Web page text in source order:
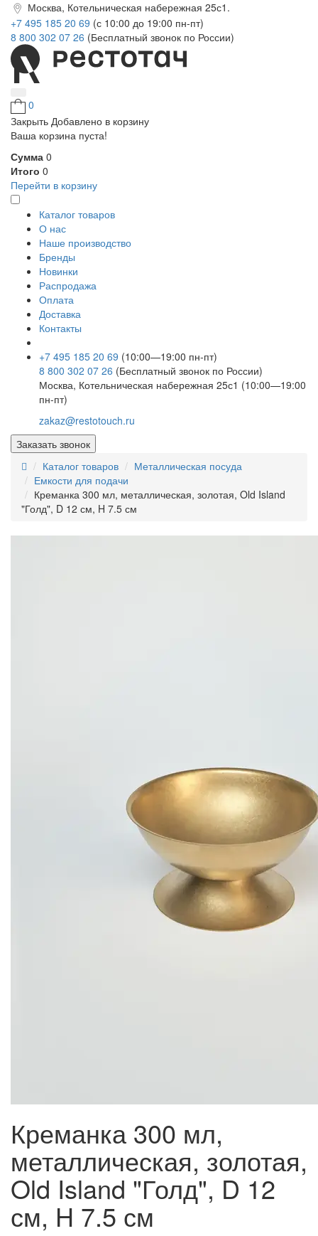
Москва, Котельническая набережная 25с1.
+7 495 185 20 69 (с 10:00 до 19:00 пн-пт)
8 800 302 07 26 (Бесплатный звонок по России)
0
Закрыть Добавлено в корзину
Ваша корзина пуста!
Сумма 0
Итого 0
Перейти в корзину
Каталог товаров
О нас
Наше производство
Бренды
Новинки
Распродажа
Оплата
Доставка
Контакты
+7 495 185 20 69 (10:00—19:00 пн-пт)
8 800 302 07 26 (Бесплатный звонок по России)
Москва, Котельническая набережная 25с1 (10:00—19:00
пн-пт)
zakaz@restotouch.ru
Заказать звонок
Каталог товаров
Металлическая посуда
Емкости для подачи
Креманка 300 мл, металлическая, золотая, Old Island
"Голд", D 12 см, H 7.5 см
Креманка 300 мл,
металлическая, золотая,
Old Island "Голд", D 12
см, H 7.5 см